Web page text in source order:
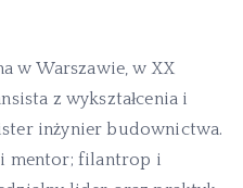
w Warszawie, w XX
z wykształcenia i
inżynier budownictwa.
mentor; filantrop i